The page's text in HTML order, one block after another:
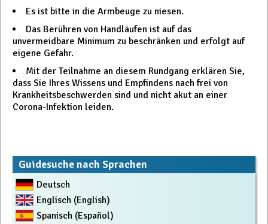
Es ist bitte in die Armbeuge zu niesen.
Das Berühren von Handläufen ist auf das
unvermeidbare Minimum zu beschränken und erfolgt auf
eigene Gefahr.
Mit der Teilnahme an diesem Rundgang erklären Sie,
dass Sie Ihres Wissens und Empfindens nach frei von
Krankheitsbeschwerden sind und nicht akut an einer
Corona-Infektion leiden.
Guidesuche nach Sprachen
Deutsch
Englisch (English)
Spanisch (Español)